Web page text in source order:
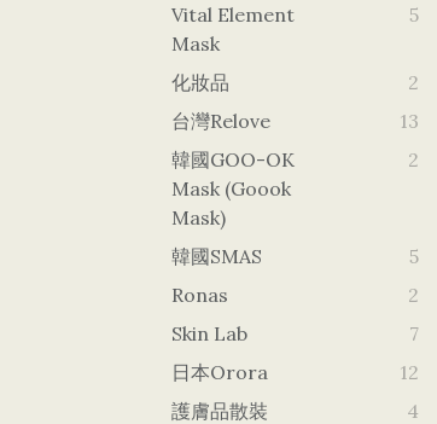
Vital Element
Mask
5
化妝品
2
台灣Relove
13
韓國GOO-OK
Mask (goook
Mask)
2
韓國SMAS
5
Ronas
2
Skin Lab
7
日本orora
12
護膚品散裝
4